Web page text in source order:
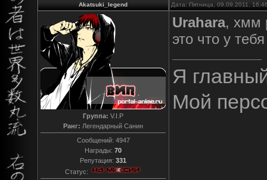
Akatsuki_legend Дата: Пятница, 09.09.2011,
Группа: V.I.P
Ранг: Легендарный Санин
Сообщений: 4947
Награды: 70
Репутация: 331
Статус:
Urahara, хмм
это что у
Я
Мой